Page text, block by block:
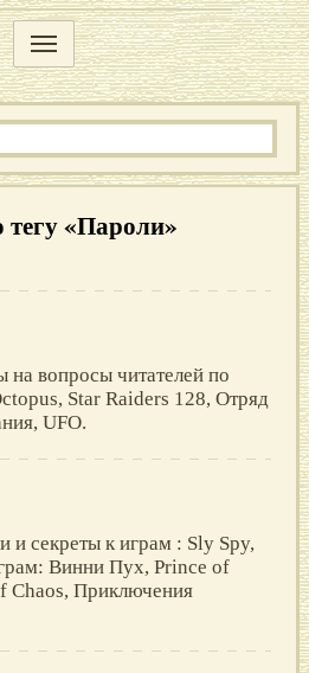
тегу «Пароли»
на вопросы читателей по
Star Raiders 128, Отряд
UFO.
и секреты к играм : Sly Spy,
Винни Пух, Prince of
Chaos, Приключения